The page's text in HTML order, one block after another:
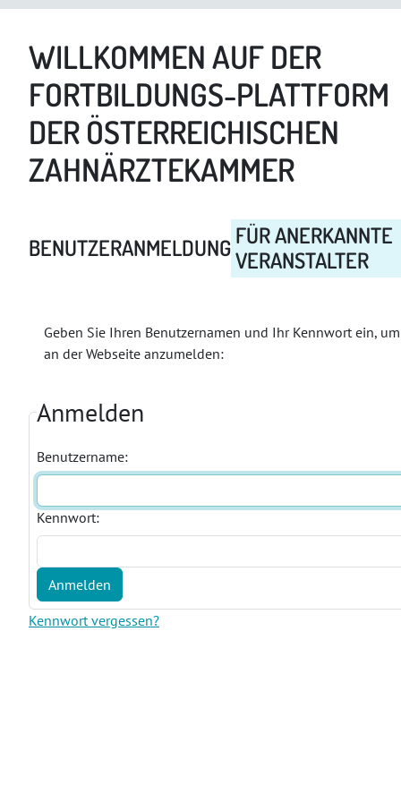
WILLKOMMEN AUF DER
FORTBILDUNGS-PLATTFORM
DER ÖSTERREICHISCHEN
ZAHNÄRZTEKAMMER
BENUTZERANMELDUNGFÜR ANERKANNTE
VERANSTALTER
Geben Sie Ihren Benutzernamen und Ihr Kennwort ein,
an der Webseite anzumelden:
Anmelden
Benutzername:
Kennwort:
Anmelden
Kennwort vergessen?